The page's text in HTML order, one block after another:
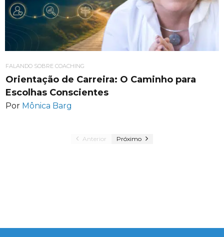
FALANDO SOBRE COACHING
Orientação de Carreira: O Caminho para
Escolhas Conscientes
Por Mônica Barg
Anterior Próximo